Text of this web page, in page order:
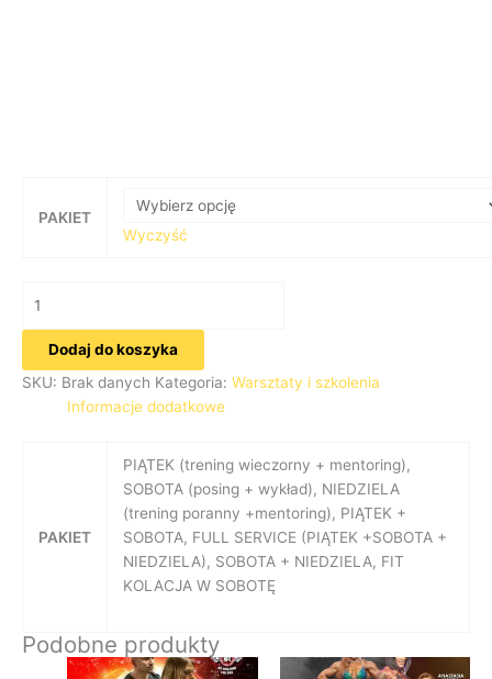
PAKIET
Wyczyść
Dodaj do koszyka
SKU: Brak danych Kategoria: Warsztaty i szkolenia
Informacje dodatkowe
PAKIET
PIĄTEK (trening wieczorny + mentoring),
SOBOTA (posing + wykład), NIEDZIELA
(trening poranny +mentoring), PIĄTEK +
SOBOTA, FULL SERVICE (PIĄTEK +SOBOTA +
NIEDZIELA), SOBOTA + NIEDZIELA, FIT
KOLACJA W SOBOTĘ
Podobne produkty
Ten